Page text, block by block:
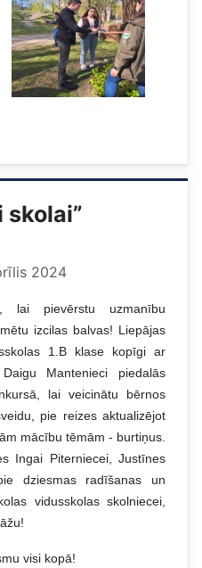
skolai”
2024
lai pievērstu uzmanību
izcilas balvas! Liepājas
1.B klase kopīgi ar
Mantenieci piedalās
lai veicinātu bērnos
pie reizes aktualizējot
mācību tēmām - burtiņus.
Ingai Piterniecei, Justīnes
dziesmas radīšanas un
vidusskolas skolniecei,
visi kopā!